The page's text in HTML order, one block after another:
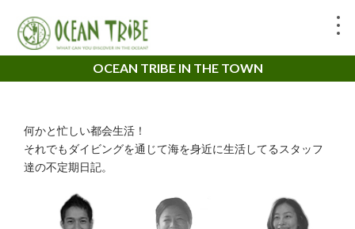
OCEAN TRIBE IN THE TOWN
何かと忙しい都会生活！
それでもダイビングを通じて海を身近に生活してるスタッフ
達の不定期日記。